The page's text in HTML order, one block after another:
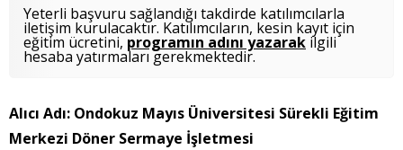
Yeterli başvuru sağlandığı takdirde katılımcılarla
iletişim kurulacaktır. Katılımcıların, kesin kayıt için
eğitim ücretini, programın adını yazarak ilgili
hesaba yatırmaları gerekmektedir.
Alıcı Adı: Ondokuz Mayıs Üniversitesi Sürekli Eğitim
Merkezi Döner Sermaye İşletmesi